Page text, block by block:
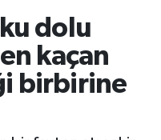
dolu
kaçan
birbirine
Fikstür